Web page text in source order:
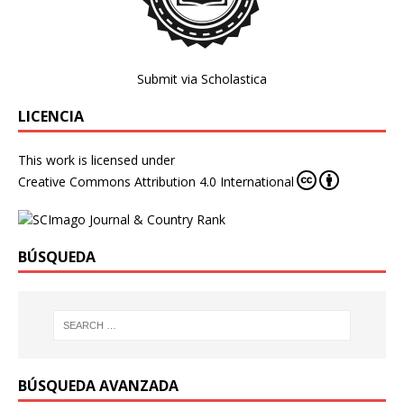
Submit via Scholastica
LICENCIA
This work is licensed under
Creative Commons Attribution 4.0 International
BÚSQUEDA
BÚSQUEDA AVANZADA